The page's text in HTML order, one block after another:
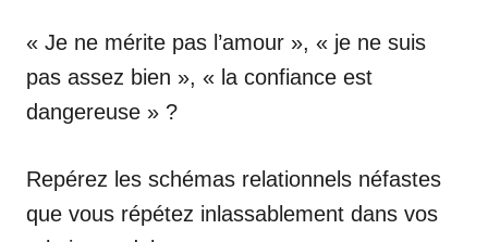
« Je ne mérite pas l’amour », « je ne suis
pas assez bien », « la confiance est
dangereuse » ?
Repérez les schémas relationnels néfastes
que vous répétez inlassablement dans vos